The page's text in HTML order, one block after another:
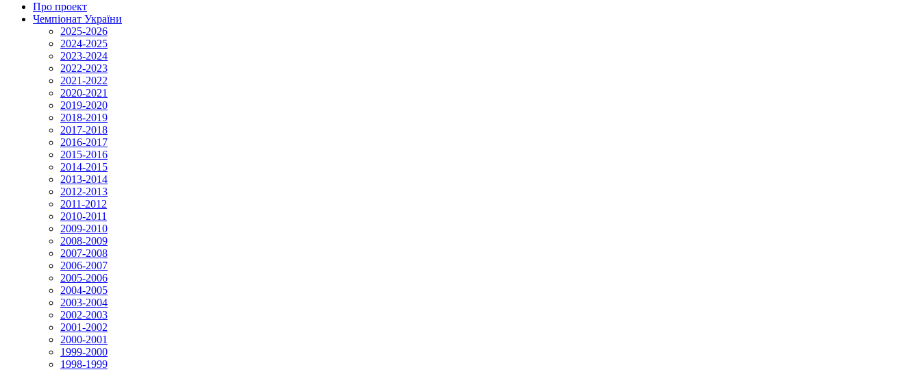
Про проект
Чемпіонат України
2025-2026
2024-2025
2023-2024
2022-2023
2021-2022
2020-2021
2019-2020
2018-2019
2017-2018
2016-2017
2015-2016
2014-2015
2013-2014
2012-2013
2011-2012
2010-2011
2009-2010
2008-2009
2007-2008
2006-2007
2005-2006
2004-2005
2003-2004
2002-2003
2001-2002
2000-2001
1999-2000
1998-1999